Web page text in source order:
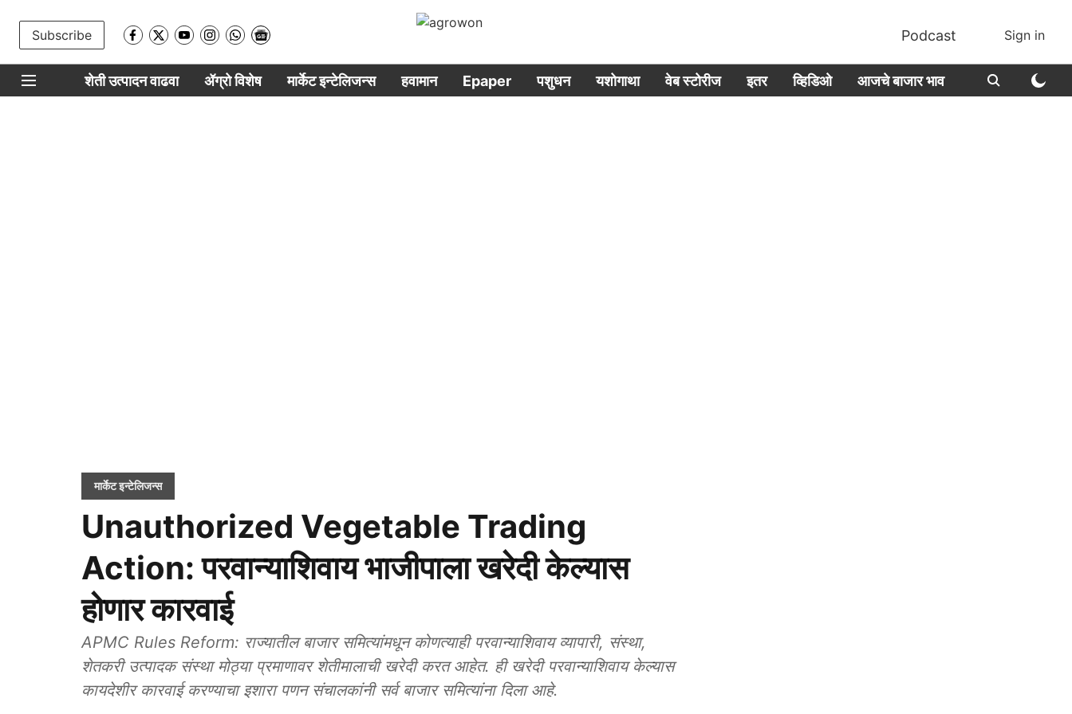
Subscribe Podcast Sign in
शेती उत्पादन वाढवा ॲग्रो विशेष मार्केट इन्टेलिजन्स हवामान Epaper पशुधन यशोगाथा वेब स्टोरीज इतर व्हिडिओ आजचे बाजार भाव
मार्केट इन्टेलिजन्स
Unauthorized Vegetable Trading
Action: परवान्याशिवाय भाजीपाला खरेदी केल्यास
होणार कारवाई
APMC Rules Reform: राज्यातील बाजार समित्यांमधून कोणत्याही परवान्याशिवाय व्यापारी, संस्था,
शेतकरी उत्पादक संस्था मोठ्या प्रमाणावर शेतीमालाची खरेदी करत आहेत. ही खरेदी परवान्याशिवाय केल्यास
कायदेशीर कारवाई करण्याचा इशारा पणन संचालकांनी सर्व बाजार समित्यांना दिला आहे.